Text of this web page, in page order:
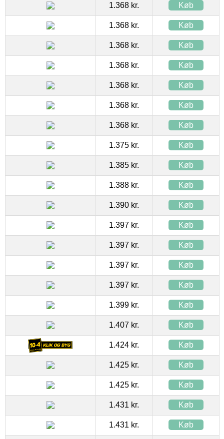
1.368 kr. Køb
1.368 kr. Køb
1.368 kr. Køb
1.368 kr. Køb
1.368 kr. Køb
1.368 kr. Køb
1.368 kr. Køb
1.375 kr. Køb
1.385 kr. Køb
1.388 kr. Køb
1.390 kr. Køb
1.397 kr. Køb
1.397 kr. Køb
1.397 kr. Køb
1.397 kr. Køb
1.399 kr. Køb
1.407 kr. Køb
1.424 kr. Køb
1.425 kr. Køb
1.425 kr. Køb
1.431 kr. Køb
1.431 kr. Køb